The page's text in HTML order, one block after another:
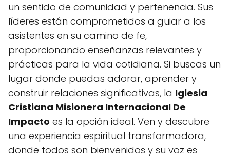
un sentido de comunidad y pertenencia. Sus
líderes están comprometidos a guiar a los
asistentes en su camino de fe,
proporcionando enseñanzas relevantes y
prácticas para la vida cotidiana. Si buscas un
lugar donde puedas adorar, aprender y
construir relaciones significativas, la Iglesia
Cristiana Misionera Internacional De
Impacto es la opción ideal. Ven y descubre
una experiencia espiritual transformadora,
donde todos son bienvenidos y su voz es